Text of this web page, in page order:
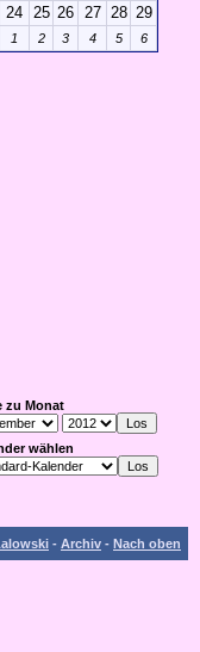
24 25 26 27 28 29
1 2 3 4 5 6
zu Monat
wählen
- Archiv - Nach oben